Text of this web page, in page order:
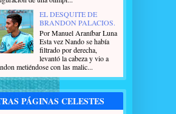
EL DESQUITE DE
BRANDON PALACIOS.
Por Manuel Araníbar Luna
Esta vez Nando se había
filtrado por derecha,
levantó la cabeza y vio a
metiéndose con las malic...
PÁGINAS CELESTES